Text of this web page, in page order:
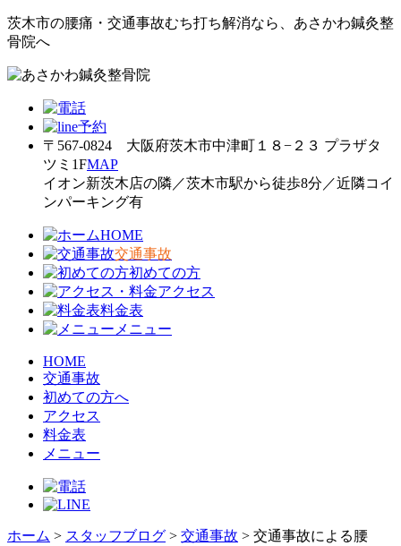
茨木市の腰痛・交通事故むち打ち解消なら、あさかわ鍼灸整
骨院へ
〒567-0824 大阪府茨木市中津町１８−２３ プラザタ
ツミ1FMAP
イオン新茨木店の隣／茨木市駅から徒歩8分／近隣コイ
ンパーキング有
HOME
交通事故
初めての方
アクセス
料金表
メニュー
HOME
交通事故
初めての方へ
アクセス
料金表
メニュー
ホーム > スタッフブログ > 交通事故 > 交通事故による腰